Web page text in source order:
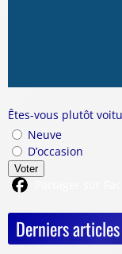
Êtes-vous plutôt
Neuve
D’occasion
Voter
Derniers articles